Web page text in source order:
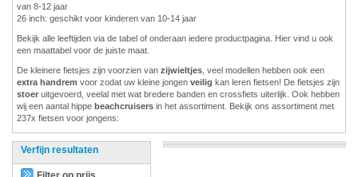
van 8-12 jaar
26 inch: geschikt voor kinderen van 10-14 jaar
Bekijk alle leeftijden via de tabel of onderaan iedere productpagina. Hier vind u ook
een maattabel voor de juiste maat.
De kleinere fietsjes zijn voorzien van zijwieltjes , veel modellen hebben ook een
extra handrem voor zodat uw kleine jongen veilig kan leren fietsen! De fietsjes zijn
stoer uitgevoerd, veelal met wat bredere banden en crossfiets uiterlijk. Ook hebben
wij een aantal hippe beachcruisers in het assortiment. Bekijk ons assortiment met
237x fietsen voor jongens:
Verfijn resultaten